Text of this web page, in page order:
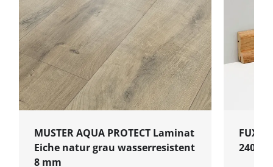
MUSTER AQUA PROTECT Laminat
Eiche natur grau wasserresistent
8 mm
FUXX